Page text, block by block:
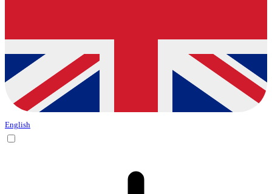
English